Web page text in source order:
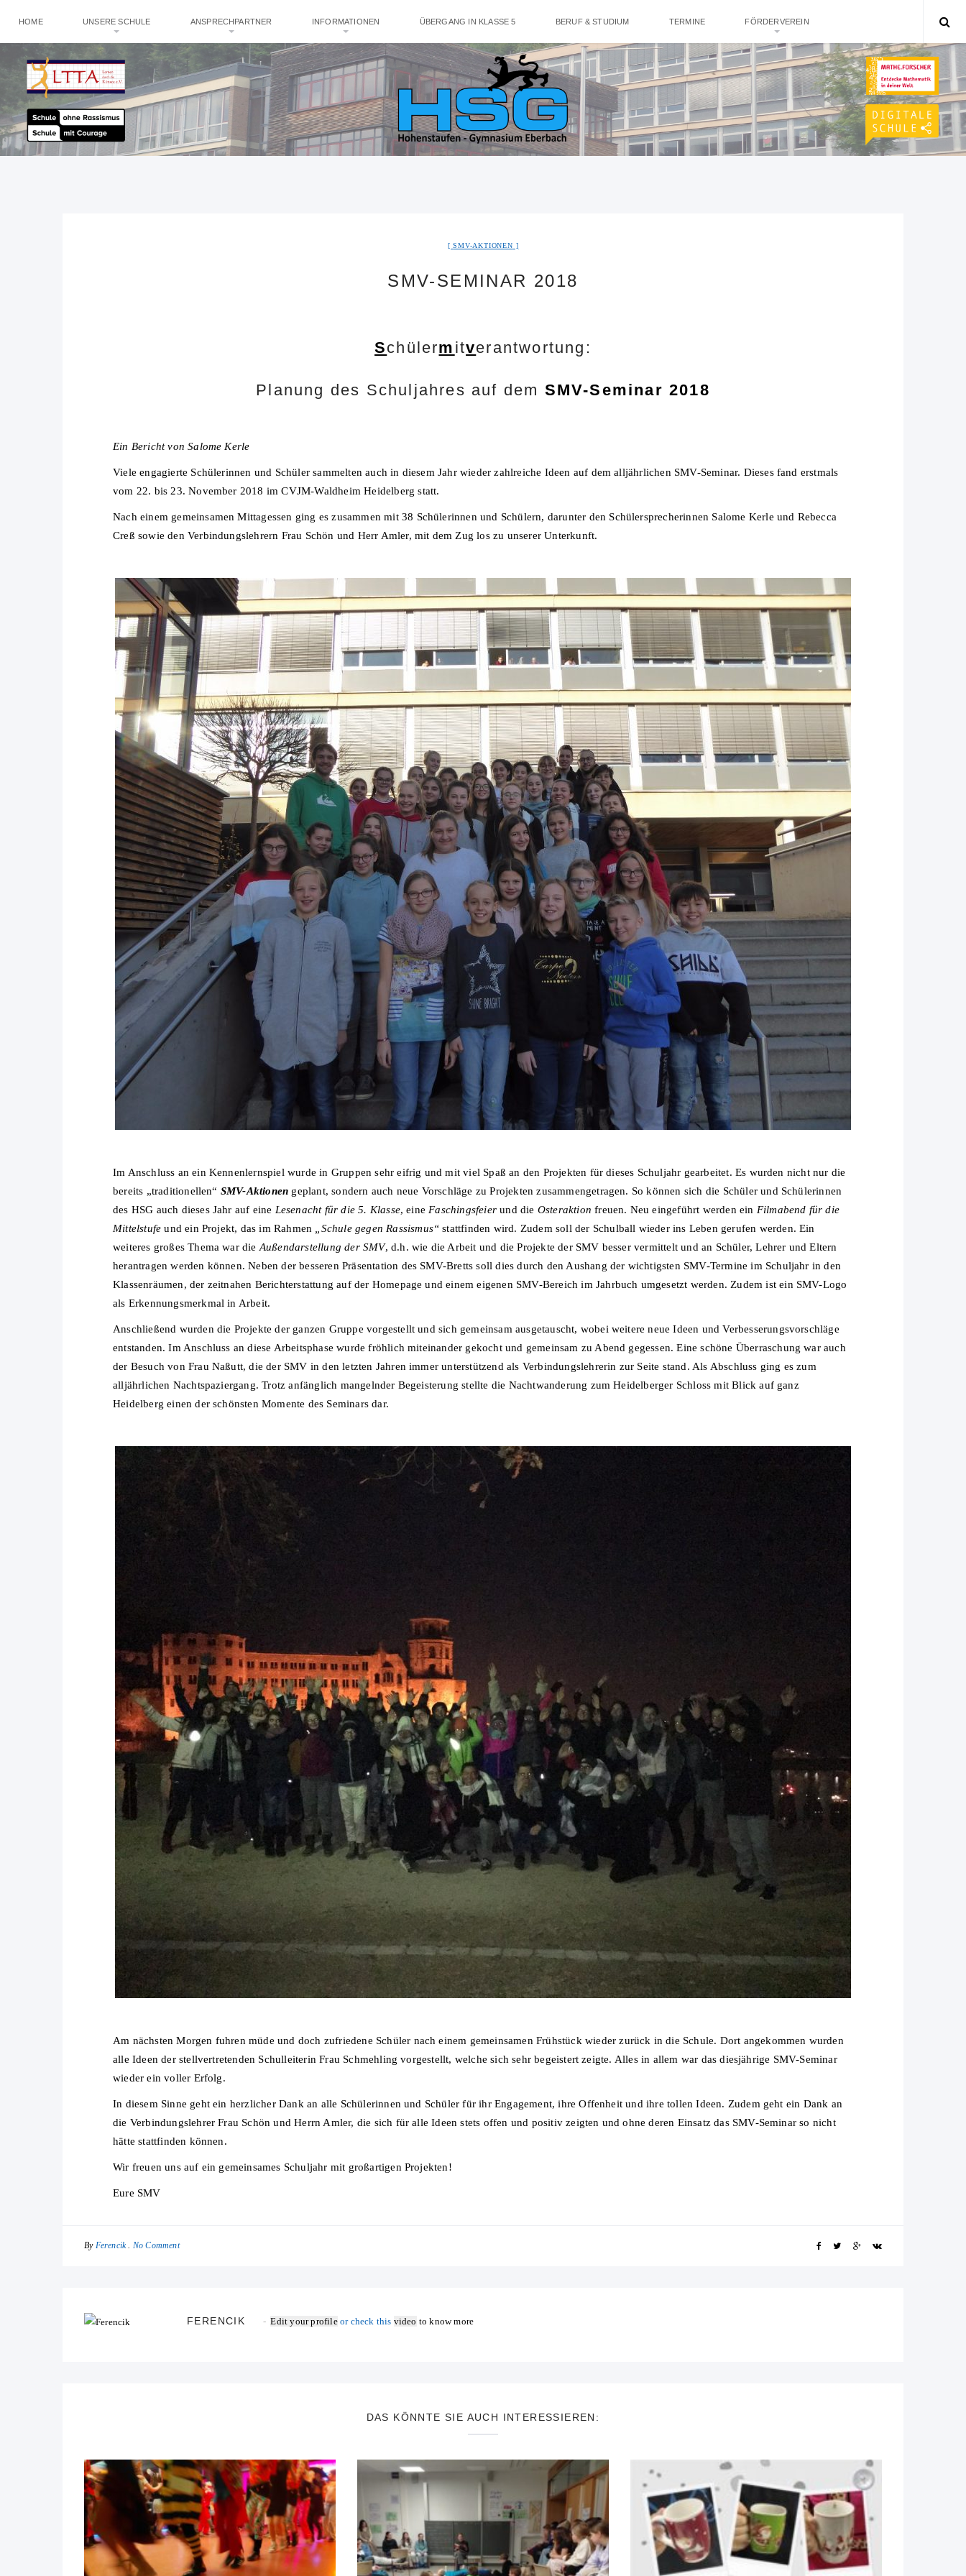
HOME UNSERE SCHULE ANSPRECHPARTNER INFORMATIONEN ÜBERGANG IN KLASSE 5 BERUF & STUDIUM TERMINE FÖRDERVEREIN
SMV-AKTIONEN
SMV-SEMINAR 2018
Schülerm itverantwortung:
Planung des Schuljahres auf dem SMV-Seminar 2018
Ein Bericht von Salome Kerle
Viele engagierte Schülerinnen und Schüler sammelten auch in diesem Jahr wieder zahlreiche Ideen auf dem alljährlichen SMV-Seminar. Dieses fand erstmals
vom 22. bis 23. November 2018 im CVJM-Waldheim Heidelberg statt.
Nach einem gemeinsamen Mittagessen ging es zusammen mit 38 Schülerinnen und Schülern, darunter den Schülersprecherinnen Salome Kerle und Rebecca
Creß sowie den Verbindungslehrern Frau Schön und Herr Amler, mit dem Zug los zu unserer Unterkunft.
Im Anschluss an ein Kennenlernspiel wurde in Gruppen sehr eifrig und mit viel Spaß an den Projekten für dieses Schuljahr gearbeitet. Es wurden nicht nur die
bereits „traditionellen“ SMV-Aktionen geplant, sondern auch neue Vorschläge zu Projekten zusammengetragen. So können sich die Schüler und Schülerinnen
des HSG auch dieses Jahr auf eine Lesenacht für die 5. Klasse, eine Faschingsfeier und die Osteraktion freuen. Neu eingeführt werden ein Filmabend für die
Mittelstufe und ein Projekt, das im Rahmen „Schule gegen Rassismus“ stattfinden wird. Zudem soll der Schulball wieder ins Leben gerufen werden. Ein
weiteres großes Thema war die Außendarstellung der SMV, d.h. wie die Arbeit und die Projekte der SMV besser vermittelt und an Schüler, Lehrer und Eltern
herantragen werden können. Neben der besseren Präsentation des SMV-Bretts soll dies durch den Aushang der wichtigsten SMV-Termine im Schuljahr in den
Klassenräumen, der zeitnahen Berichterstattung auf der Homepage und einem eigenen SMV-Bereich im Jahrbuch umgesetzt werden. Zudem ist ein SMV-Logo
als Erkennungsmerkmal in Arbeit.
Anschließend wurden die Projekte der ganzen Gruppe vorgestellt und sich gemeinsam ausgetauscht, wobei weitere neue Ideen und Verbesserungsvorschläge
entstanden. Im Anschluss an diese Arbeitsphase wurde fröhlich miteinander gekocht und gemeinsam zu Abend gegessen. Eine schöne Überraschung war auch
der Besuch von Frau Naßutt, die der SMV in den letzten Jahren immer unterstützend als Verbindungslehrerin zur Seite stand. Als Abschluss ging es zum
alljährlichen Nachtspaziergang. Trotz anfänglich mangelnder Begeisterung stellte die Nachtwanderung zum Heidelberger Schloss mit Blick auf ganz
Heidelberg einen der schönsten Momente des Seminars dar.
Am nächsten Morgen fuhren müde und doch zufriedene Schüler nach einem gemeinsamen Frühstück wieder zurück in die Schule. Dort angekommen wurden
alle Ideen der stellvertretenden Schulleiterin Frau Schmehling vorgestellt, welche sich sehr begeistert zeigte. Alles in allem war das diesjährige SMV-Seminar
wieder ein voller Erfolg.
In diesem Sinne geht ein herzlicher Dank an alle Schülerinnen und Schüler für ihr Engagement, ihre Offenheit und ihre tollen Ideen. Zudem geht ein Dank an
die Verbindungslehrer Frau Schön und Herrn Amler, die sich für alle Ideen stets offen und positiv zeigten und ohne deren Einsatz das SMV-Seminar so nicht
hätte stattfinden können.
Wir freuen uns auf ein gemeinsames Schuljahr mit großartigen Projekten!
Eure SMV
By Ferencik No Comment
FERENCIK Edit your profileor check this video to know more
DAS KÖNNTE SIE AUCH INTERESSIEREN: